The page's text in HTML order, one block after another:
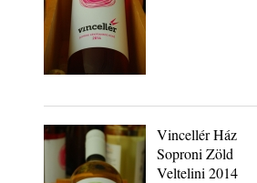
Vincellér Ház
Soproni Zöld
Veltelini 2014